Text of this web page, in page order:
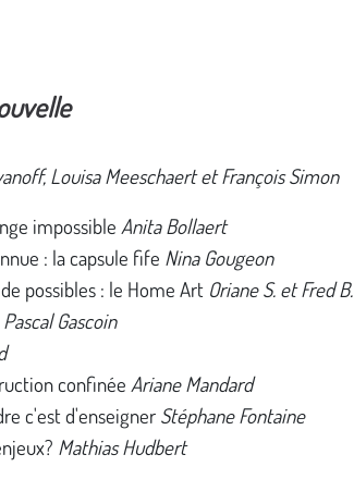
Louisa Meeschaert et François Simon
impossible Anita Bollaert
: la capsule fife Nina Gougeon
possibles : le Home Art Oriane S. et Fred B.
Pascal Gascoin
confinée Ariane Mandard
c'est d'enseigner Stéphane Fontaine
Mathias Hudbert